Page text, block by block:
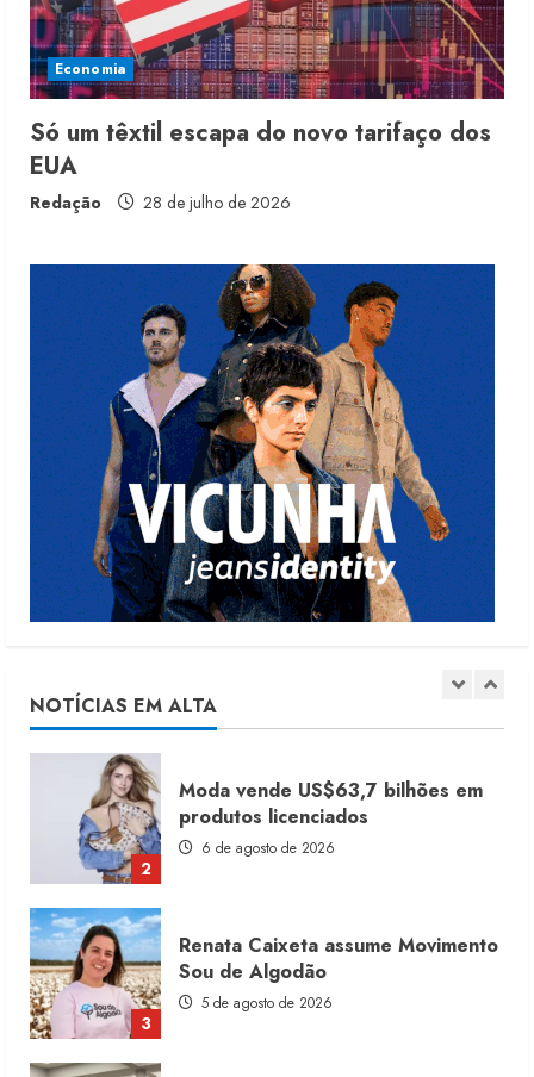
Economia
Só um têxtil escapa do novo tarifaço dos
EUA
Redação 28 de julho de 2026
NOTÍCIAS EM ALTA
3
Renata Caixeta assume Movimento
Sou de Algodão
5 de agosto de 2026
receita em 2026
5
Projeto testa passaporte digital na
moda nacional
4 de agosto de 2026
1
Dia dos Pais reforça retomada da
moda no varejo
7 de agosto de 2026
2
6 de agosto de 2026
3
Renata Caixeta assume Movimento
Sou de Algodão
5 de agosto de 2026
4
Fakini prevê R$345 milhões de
receita em 2026
4 de agosto de 2026